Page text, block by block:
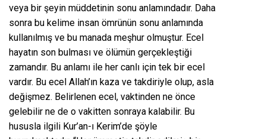
veya bir şeyin müddetinin sonu anlamındadır. Daha
sonra bu kelime insan ömrünün sonu anlamında
kullanılmış ve bu manada meşhur olmuştur. Ecel
hayatın son bulması ve ölümün gerçekleştiği
zamandır. Bu anlamı ile her canlı için tek bir ecel
vardır. Bu ecel Allah’ın kaza ve takdiriyle olup, asla
değişmez. Belirlenen ecel, vaktinden ne önce
gelebilir ne de o vakitten sonraya kalabilir. Bu
hususla ilgili Kur’an-ı Kerim’de şöyle